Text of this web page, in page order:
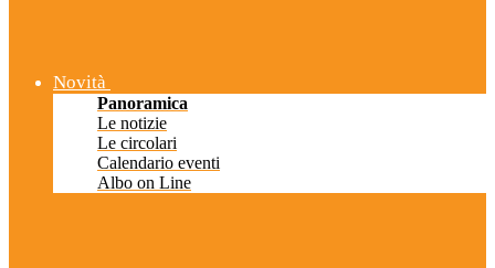
Novità
Panoramica
Le notizie
Le circolari
Calendario eventi
Albo on Line